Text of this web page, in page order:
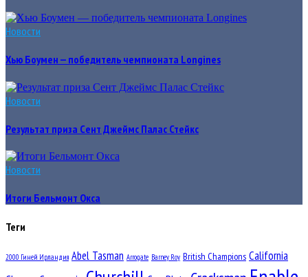
Новости
Хью Боумен — победитель чемпионата Longines
Новости
Результат приза Сент Джеймс Палас Стейкс
Новости
Итоги Бельмонт Окса
Теги
2000 Гиней Ирландия Abel Tasman Arrogate Barney Roy British Champions California